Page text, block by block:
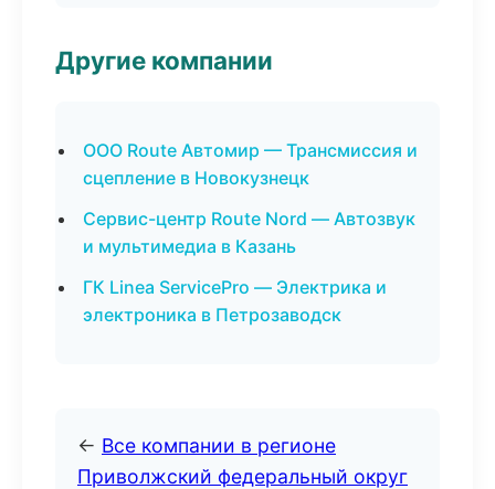
Другие компании
ООО Route Автомир — Трансмиссия и
сцепление в Новокузнецк
Сервис-центр Route Nord — Автозвук
и мультимедиа в Казань
ГК Linea ServicePro — Электрика и
электроника в Петрозаводск
← Все компании в регионе
Приволжский федеральный округ